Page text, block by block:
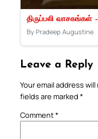
திருப்பலி வாசகங்கள்
By Pradeep Augustine
Leave a Reply
Your email address
fields are marked *
Comment*